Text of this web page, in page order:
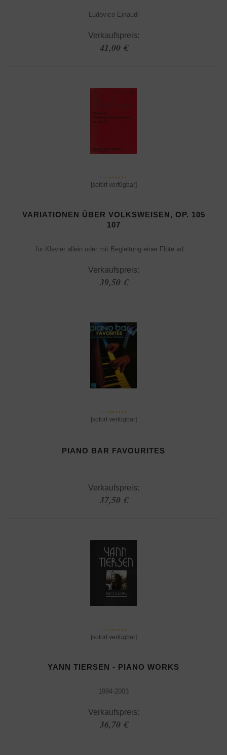
Ludovico Einaudi
Verkaufspreis:
41,00 €
[sofort verfügbar]
VARIATIONEN ÜBER VOLKSWEISEN, OP. 105
107
für Klavier allein oder mit Begleitung einer Flöte ad ...
Verkaufspreis:
39,50 €
[sofort verfügbar]
PIANO BAR FAVOURITES
Verkaufspreis:
37,50 €
[sofort verfügbar]
YANN TIERSEN - PIANO WORKS
1994-2003
Verkaufspreis:
36,70 €